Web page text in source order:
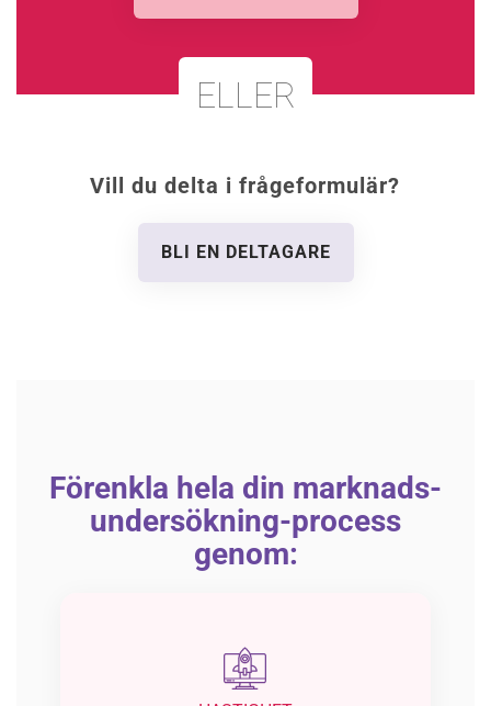
Vill du delta i frågeformulär?
BLI EN DELTAGARE
ELLER
Förenkla hela din marknads-
undersökning-process
genom: